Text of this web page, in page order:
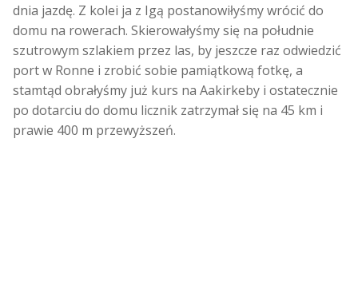
dnia jazdę. Z kolei ja z Igą postanowiłyśmy wrócić do
domu na rowerach. Skierowałyśmy się na południe
szutrowym szlakiem przez las, by jeszcze raz odwiedzić
port w Ronne i zrobić sobie pamiątkową fotkę, a
stamtąd obrałyśmy już kurs na Aakirkeby i ostatecznie
po dotarciu do domu licznik zatrzymał się na 45 km i
prawie 400 m przewyższeń.